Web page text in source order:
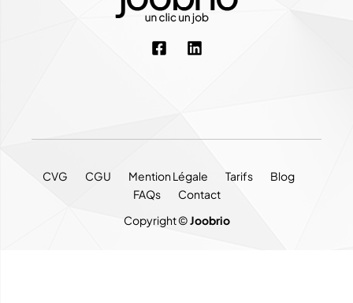
CVG CGU Mention Légale Tarifs
Blog
FAQs
Contact
Copyright © Joobrio